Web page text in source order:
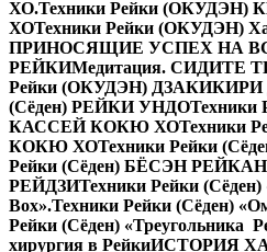
ХО.Техники Рейки
ХОТехники Рейки (ОКУДЭН)
ПРИНОСЯЩИЕ УСПЕХ НА
РЕЙКИМедитация. СИДИТЕ
Рейки (ОКУДЭН)
(Сёден) РЕЙКИ УНДОТехники
КАССЕЙ КОКЮ ХОТехники
КОКЮ ХОТехники Рейки
Рейки (Сёден) БЁСЭН
РЕЙДЗИТехники Рейки
Вox».Техники Рейки (Сёден)
Рейки (Сёден) «Треугольника
хирургия в РейкиИСТОРИЯ